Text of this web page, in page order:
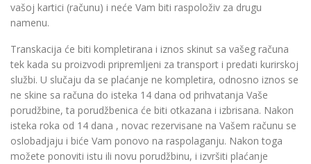
vašoj kartici (računu) i neće Vam biti raspoloživ za drugu
namenu.
Transkacija će biti kompletirana i iznos skinut sa vašeg računa
tek kada su proizvodi pripremljeni za transport i predati kurirskoj
službi. U slučaju da se plaćanje ne kompletira, odnosno iznos se
ne skine sa računa do isteka 14 dana od prihvatanja Vaše
porudžbine, ta porudžbenica će biti otkazana i izbrisana. Nakon
isteka roka od 14 dana , novac rezervisane na Vašem računu se
oslobadjaju i biće Vam ponovo na raspolaganju. Nakon toga
možete ponoviti istu ili novu porudžbinu, i izvršiti plaćanje